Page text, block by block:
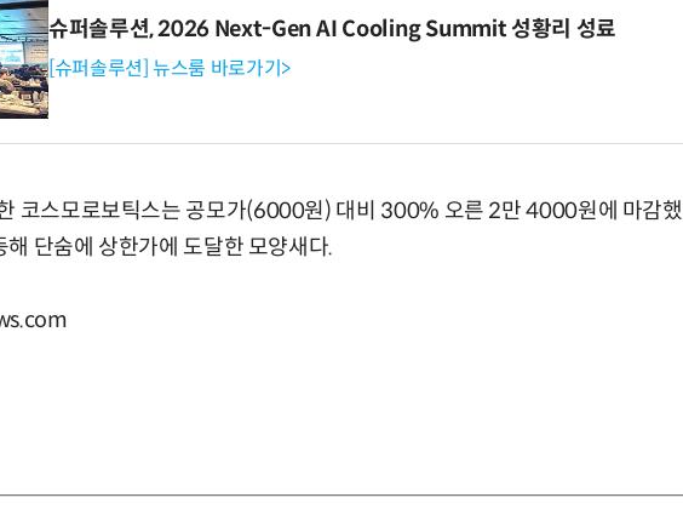
슈퍼솔루션, 2026 Next-Gen AI Cooling Summit 성황리 성료
[슈퍼솔루션] 뉴스룸 바로가기>
코스모로보틱스는 공모가(6000원) 대비 300% 오른 2만 4000원에 마감했
해 단숨에 상한가에 도달한 모양새다.